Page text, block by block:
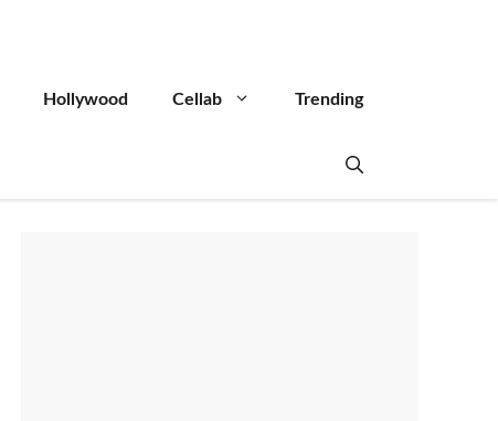
Hollywood Cellab Trending